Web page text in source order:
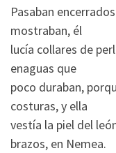
Pasaban
mostraban, él
lucía collares de
enaguas que
poco duraban,
costuras, y ella
vestía la piel del
brazos, en Nemea.